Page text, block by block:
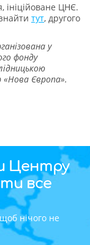
ініційоване ЦНЄ.
тут, другого
у
фонду
«Нова Європа».
Центру
все
нічого не